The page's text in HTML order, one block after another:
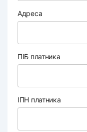
Адреса
ПІБ платника
ІПН платника